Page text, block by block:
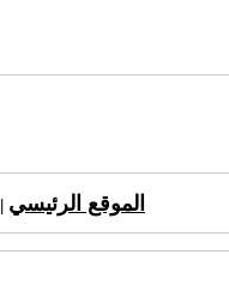
الموقع الرئيسي